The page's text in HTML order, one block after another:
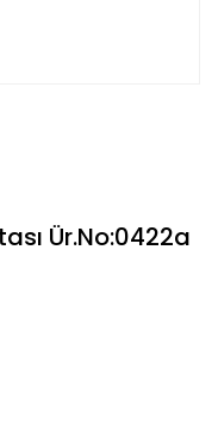
Ür.No:0422a